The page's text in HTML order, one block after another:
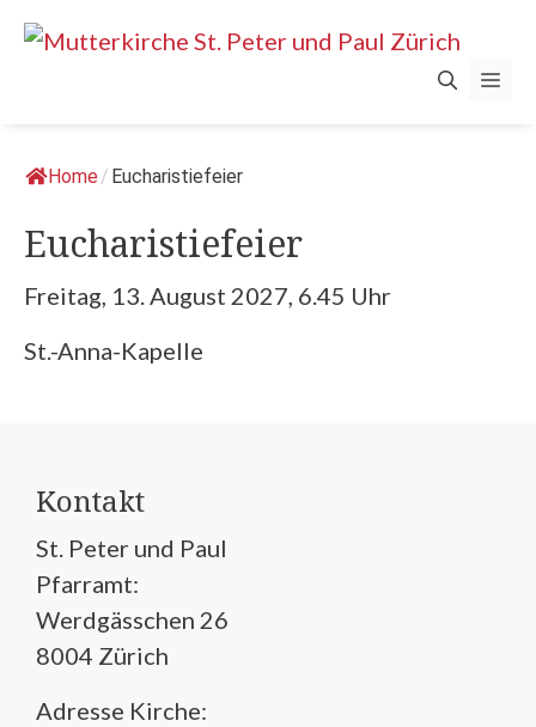
Springe
Home/ Eucharistiefeier
Eucharistiefeier
Freitag, 13. August 2027, 6.45 Uhr
St.-Anna-Kapelle
Kontakt
St. Peter und Paul
Pfarramt:
Werdgässchen 26
8004 Zürich
Adresse Kirche: